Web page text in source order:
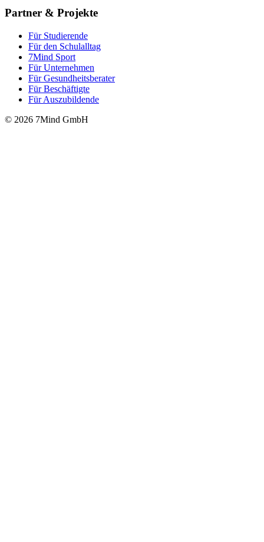
Partner & Projekte
Für Stu­die­rende
Für den Schulalltag
7Mind Sport
Für Unter­neh­men
Für Gesund­heits­be­ra­ter
Für Beschäftigte
Für Auszubildende
© 2026 7Mind GmbH